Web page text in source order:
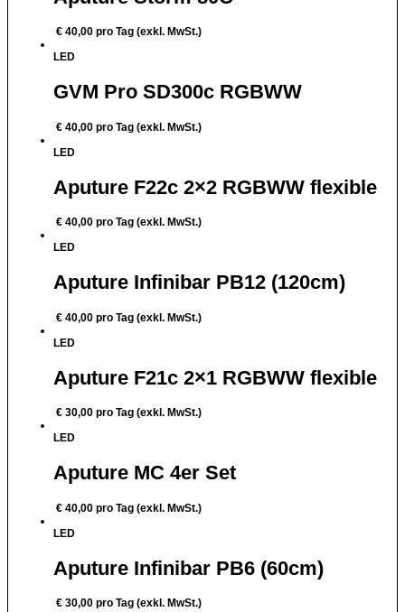
€ 40,00 pro Tag (exkl. MwSt.)
LED
GVM Pro SD300c RGBWW
€ 40,00 pro Tag (exkl. MwSt.)
LED
Aputure F22c 2×2 RGBWW flexible
€ 40,00 pro Tag (exkl. MwSt.)
LED
Aputure Infinibar PB12 (120cm)
€ 40,00 pro Tag (exkl. MwSt.)
LED
Aputure F21c 2×1 RGBWW flexible
€ 30,00 pro Tag (exkl. MwSt.)
LED
Aputure MC 4er Set
€ 40,00 pro Tag (exkl. MwSt.)
LED
Aputure Infinibar PB6 (60cm)
€ 30,00 pro Tag (exkl. MwSt.)